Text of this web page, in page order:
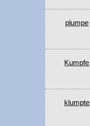
plumpe
Kumpfe
klumpte